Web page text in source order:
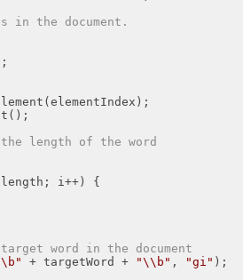
in the document.
length of the word
word in the document
+ targetWord + "\\b" , "gi"